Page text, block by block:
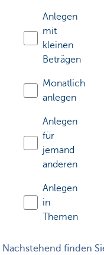
Anlegen
mit
kleinen
Beträgen
Monatlich
anlegen
Anlegen
für
jemand
anderen
Anlegen
in
Themen
Nachstehend finden